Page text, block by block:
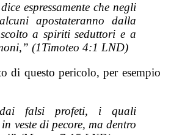
espressamente che negli
apostateranno dalla
a spiriti seduttori e a
(1Timoteo 4:1 LND)
di questo pericolo, per esempio
dai falsi profeti, i quali
veste di pecore, ma dentro